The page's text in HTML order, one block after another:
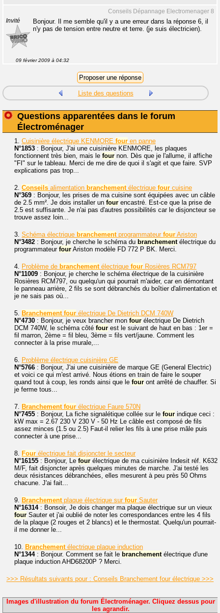
Conseils Dépannage Electromenager 8
Invité
Bonjour. Il me semble qu'il y a une erreur dans la réponse 6, il
n'y pas de tension entre neutre et terre. (je suis électricien).
09 février 2009 à 04:32
Liste des questions
Questions apparentées dans le forum
Électroménager
1. Cuisinière électrique KENMORE four en panne
N°1853 : Bonjour, J'ai une cuisinière KENMORE, les plaques
fonctionnent très bien, mais le four non. Dès que je l'allume, il affiche
"FI" sur le tableau. Merci de me dire de quoi il s'agit et que faire. SVP
explications pas trop...
2. Conseils alimentation branchementélectrique four cuisine
N°369 : Bonjour, les prises de ma cuisine sont équipées avec un câble
de 2.5 mm². Je dois installer un four encastré. Est-ce que la prise de
2.5 est suffisante. Je n'ai pas d'autres possibilités car le disjoncteur se
trouve assez loin...
3. Schéma électrique branchementprogrammateur four Ariston
N°3482 : Bonjour, je cherche le schéma du branchementélectrique du
programmateur four Ariston modèle FD 772 P BK. Merci.
4. Problème de branchementélectrique four Rosières RCM797
N°11009 : Bonjour, je cherche le schéma électrique de la cuisinière
Rosières RCM797, ou quelqu'un qui pourrait m'aider, car en démontant
le panneau arrière, 2 fils se sont débranchés du boîtier d'alimentation et
je ne sais pas où...
5. Branchement four électrique De Dietrich DCM 740W
N°4730 : Bonjour, je veux brancher mon four électrique De Dietrich
DCM 740W, le schéma côté four est le suivant de haut en bas : 1er =
fil marron, 2ème = fil bleu, 3ème = fils vert/jaune. Comment les
connecter à la prise murale,...
6. Problème électrique cuisinière GE
N°5766 : Bonjour, J'ai une cuisinière de marque GE (General Electric)
et voici ce qui m'est arrivé. Nous étions en train de faire le souper
quand tout à coup, les ronds ainsi que le four ont arrêté de chauffer. Si
je ferme tous...
7. Branchement four électrique Faure 570N
N°7455 : Bonjour, La fiche signalétique collée sur le four indique ceci :
kW max = 2.67 230 V 230 V - 50 Hz Le câble est composé de fils
assez minces (1.5 ou 2.5) Faut-il relier les fils à une prise mâle puis
connecter à une prise...
8. Four électrique fait disjoncter le secteur
N°16155 : Bonjour, Le four électrique de ma cuisinière Indesit réf. K632
M/F, fait disjoncter après quelques minutes de marche. J'ai testé les
deux résistances débranchées, elles mesurent à peu près 50 Ohms
chacune. J'ai fait...
9. Branchementplaque électrique sur four Sauter
N°16314: Bonsoir, Je dois changer ma plaque électrique sur un vieux
four Sauter et j'ai oublié de noter les correspondances entre les 4 fils
de la plaque (2 rouges et 2 blancs) et le thermostat. Quelqu'un pourrait-
il me donner le...
10. Branchementélectrique plaque induction
N°1344: Bonjour. Comment se fait le branchementélectrique d'une
plaque induction AHD68200P ? Merci.
>>> Résultats suivants pour : Conseils Branchement four électrique >>>
Images d'illustration du forum Électroménager. Cliquez dessus pour
les agrandir.